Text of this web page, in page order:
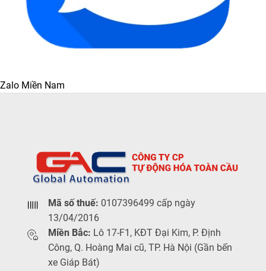
Zalo Miền Nam
Mã số thuế: 0107396499 cấp ngày
13/04/2016
Miền Bắc: Lô 17-F1, KĐT Đại Kim, P. Định
Công, Q. Hoàng Mai cũ, TP. Hà Nội (Gần bến
xe Giáp Bát)